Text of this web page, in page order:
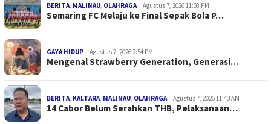
BERITA, MALINAU, OLAHRAGA Agustus 7, 2026 11:38 PM
Semaring FC Melaju ke Final Sepak Bola P…
GAYA HIDUP Agustus 7, 2026 2:54 PM
Mengenal Strawberry Generation, Generasi…
BERITA, KALTARA, MALINAU, OLAHRAGA Agustus 7, 2026 11:43 AM
14 Cabor Belum Serahkan THB, Pelaksanaan…